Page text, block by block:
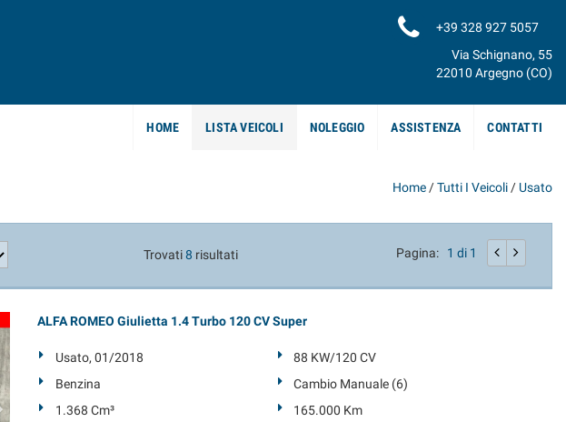
+39 328 927 5057
Via Schignano, 55
22010 Argegno (CO)
HOME LISTA VEICOLI NOLEGGIO ASSISTENZA CONTATTI
Home /Tutti I Veicoli / Usato
Trovati8 risultati Pagina: 1 di 1
ALFA ROMEO Giulietta 1.4 Turbo 120 CV Super
Usato, 01/2018
88 KW/120 CV
Benzina
Cambio Manuale (6)
1.368 Cm³
165.000 Km